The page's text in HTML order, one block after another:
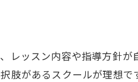
レッスン内容や指導方針が
があるスクールが理想で